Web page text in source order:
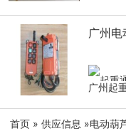
广州电
广州起
首页 » 供应信息 »电动葫